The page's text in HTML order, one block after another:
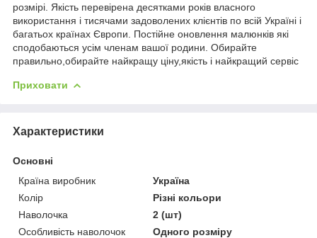
розмірі. Якість перевірена десятками років власного
використання і тисячами задоволених клієнтів по всій Україні і
багатьох країнах Європи. Постійне оновлення малюнків які
сподобаються усім членам вашої родини. Обирайте
правильно,обирайте найкращу ціну,якість і найкращий сервіс
Приховати
Характеристики
Основні
Країна виробник
Україна
Колір
Різні кольори
Наволочка
2 (шт)
Особливість наволочок
Одного розміру